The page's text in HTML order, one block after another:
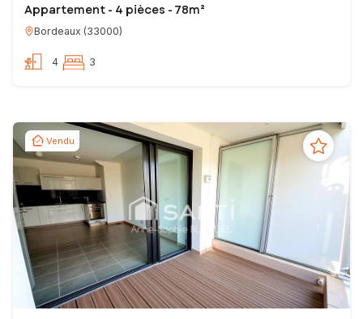
Appartement - 4 pièces - 78m²
Bordeaux (33000)
4 3
Vendu